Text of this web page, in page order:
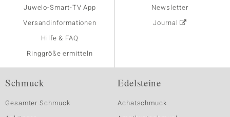
Juwelo-Smart-TV App
Versandinformationen
Hilfe & FAQ
Ringgröße ermitteln
Newsletter
Journal
Schmuck
Gesamter Schmuck
Edelsteine
Achatschmuck